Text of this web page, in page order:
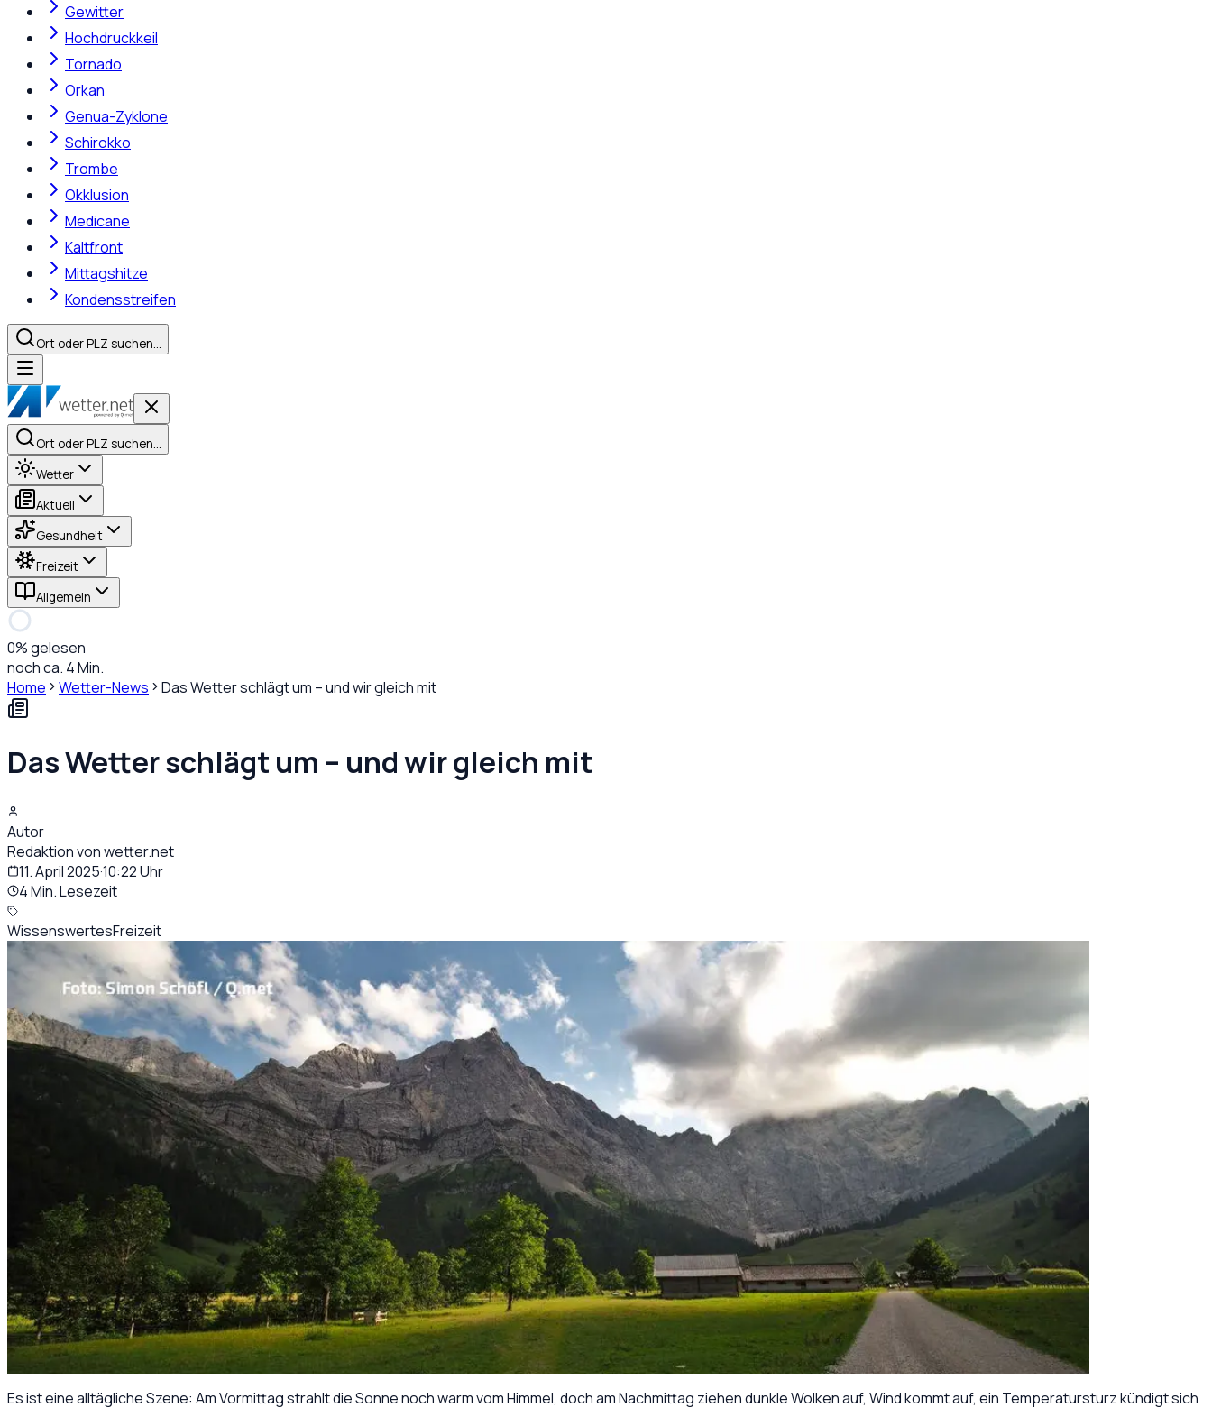
Gewitter
Hochdruckkeil
Tornado
Orkan
Genua-Zyklone
Schirokko
Trombe
Okklusion
Medicane
Kaltfront
Mittagshitze
Kondensstreifen
Ort oder PLZ suchen…
Ort oder PLZ suchen…
Wetter
Aktuell
Gesundheit
Freizeit
Allgemein
0% gelesen
noch ca. 4 Min.
Home
Wetter-News Das Wetter schlägt um – und wir gleich mit
Das Wetter schlägt um – und wir gleich mit
Autor
Redaktion von wetter.net
11. April 2025·10:22Uhr
4 Min. Lesezeit
WissenswertesFreizeit
Es ist eine alltägliche Szene: Am Vormittag strahlt die Sonne noch warm vom Himmel, doch am Nachmittag ziehen dunkle Wolken auf, Wind kommt auf, ein Temperatursturz kündigt sich